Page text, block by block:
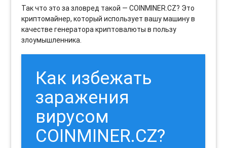
Так что это за зловред такой — COINMINER.CZ? Это
криптомайнер, который использует вашу машину в
качестве генератора криптовалюты в пользу
злоумышленника.
Как избежать
заражения
вирусом
COINMINER.CZ?